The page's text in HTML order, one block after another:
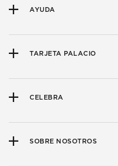
AYUDA
TARJETA PALACIO
CELEBRA
SOBRE NOSOTROS